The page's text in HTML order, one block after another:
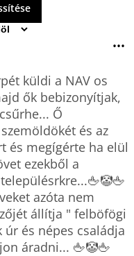
•••
küldi a NAV os
ők bebizonyítjak,
Ő
és az
és megígérte ha elül
ezekből a
azóta nem
állítja " felböfögi
úr és népes családja
áradni... 🖕🤡🖕